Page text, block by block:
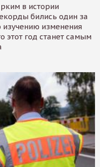
в истории
бились один за
изучению изменения
этот год станет самым